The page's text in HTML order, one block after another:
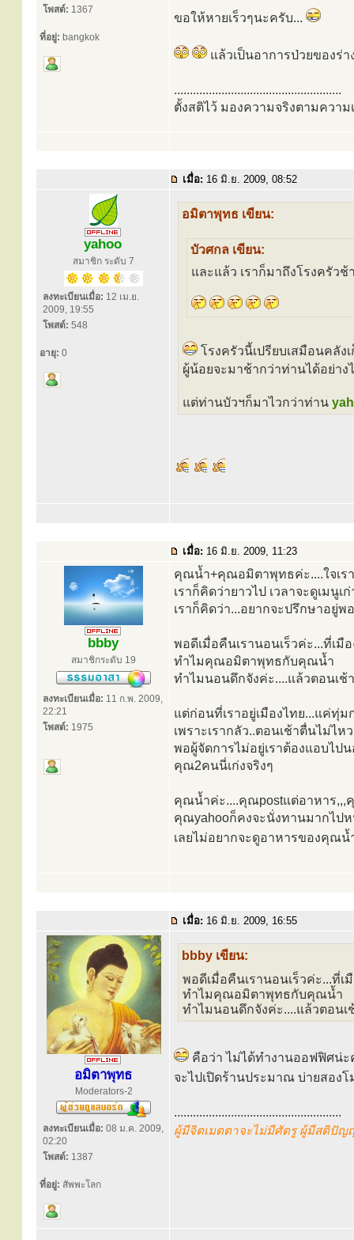
โพสต์: 1367
ที่อยู่: bangkok
ขอให้หายเร็วๆนะครับ...
แล้วเป็นอาการป่วยของร่
.....................................................
ตั้งสติไว้ มองความจริงตามความ
เมื่อ: 16 มิ.ย. 2009, 08:52
yahoo
สมาชิก ระดับ 7
ลงทะเบียนเมื่อ: 12 เม.ย.
2009, 19:55
โพสต์: 548
อายุ: 0
อมิตาพุทธ เขียน:
บัวศกล เขียน:
และแล้ว เราก็มาถึงโรงครัว
โรงครัวนี้เปรียบเสมือนคลัง
ผู้น้อยจะมาช้ากว่าท่านได้อย่าง
แต่ท่านบัวฯก็มาไวกว่าท่าน
เมื่อ: 16 มิ.ย. 2009, 11:23
bbby
สมาชิกระดับ 19
ลงทะเบียนเมื่อ: 11 ก.พ. 2009,
22:21
โพสต์: 1975
คุณน้ำ+คุณอมิตาพุทธค่ะ....ใจเร
เราก็คิดว่ายาวไป เวลาจะดูเมนูเ
เราก็คิดว่า...อยากจะปรึกษาอยู่พ
พอดีเมื่อคืนเรานอนเร็วค่ะ...ที่เ
ทำไมคุณอมิตาพุทธกับคุณน้ำ
ทำไมนอนดึกจังค่ะ....แล้วตอนเช้
แต่ก่อนที่เราอยู่เมืองไทย...แค่ทุ่ม
เพราะเรากลัว..ตอนเช้าตื่นไม่ไห
พอผู้จัดการไม่อยู่เราต้องแอบไป
คุณ2คนนี่เก่งจริงๆ
คุณน้ำค่ะ....คุณpostแต่อาหาร,,,
คุณyahooก็คงจะนั่งทานมากไป
เลยไม่อยากจะดูอาหารของคุณ
เมื่อ: 16 มิ.ย. 2009, 16:55
อมิตาพุทธ
Moderators-2
ลงทะเบียนเมื่อ: 08 ม.ค. 2009,
02:20
โพสต์: 1387
ที่อยู่: สัพพะโลก
bbby เขียน:
พอดีเมื่อคืนเรานอนเร็วค่ะ...ที่
ทำไมคุณอมิตาพุทธกับคุณน้ำ
ทำไมนอนดึกจังค่ะ....แล้วตอนเ
คือว่า ไม่ได้ทำงานออฟฟิศน่ะ
จะไปเปิดร้านประมาณ บ่ายสอง
.....................................................
ผู้มีจิตเมตตาจะไม่มีศัตรู ผู้มีสติปัญ